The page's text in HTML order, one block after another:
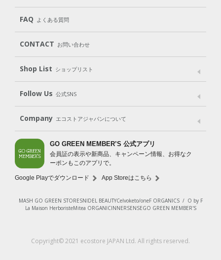
レビューを見る
Body（ボディ） Hair（ヘア） Oral care（オーラルケア）
Goods （グッズ）
Gift set
User Guide
Subscription（定期便）
FAQ よくある質問
CONTACT お問い合わせ
Shop List ショップリスト
Shop List
Follow Us 公式SNS
LINE＠ Instagram Facebook
Company エコストアジャパンについて
会社案内 ご利用規約
プライバシーポリシー
特定商取引法に基づく表示
免責事項
法人会員サービス
New Zealand Site
GO GREEN MEMBER’S 公式アプリ
会員証の表示や新商品、キャンペーン情報、お得なク
ーポンもこのアプリで。
Google Playでダウンロード App Storeはこちら
MASH GO GREEN STORESNIDEL BEAUTYCelvoketo/oneF ORGANICS/ O by F
La Maison HerboristeMitea ORGANICINNERSENSEGO GREEN MEMBER'S
Copyright© 2021 ecostore JAPAN Ltd. All rights reserved.